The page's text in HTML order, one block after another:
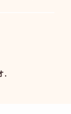
.